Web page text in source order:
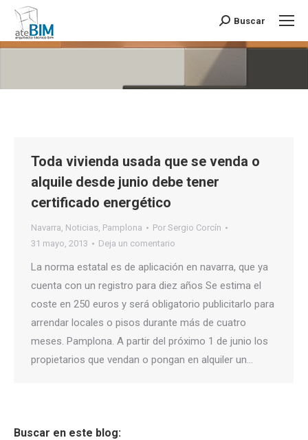
Buscar:
Buscar
Toda vivienda usada que se venda o
alquile desde junio debe tener
certificado energético
Navarra, Noticias, Pamplona Por Sergio Corcín
31 mayo, 2013
Deja un comentario
La norma estatal es de aplicación en navarra, que ya
cuenta con un registro para diez años Se estima el
coste en 250 euros y será obligatorio publicitarlo para
arrendar locales o pisos durante más de cuatro
meses. Pamplona. A partir del próximo 1 de junio los
propietarios que vendan o pongan en alquiler un…
Buscar en este blog: